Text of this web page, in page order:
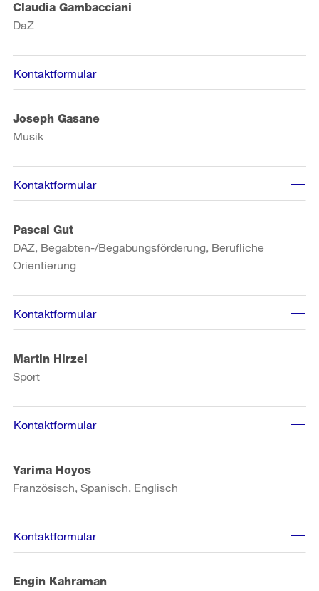
Claudia Gambacciani
DaZ
Kontaktformular
Joseph Gasane
Musik
Kontaktformular
Pascal Gut
DAZ, Begabten-/Begabungsförderung, Berufliche
Orientierung
Kontaktformular
Martin Hirzel
Sport
Kontaktformular
Yarima Hoyos
Französisch, Spanisch, Englisch
Kontaktformular
Engin Kahraman